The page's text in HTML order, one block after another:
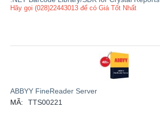
Hãy gọi (028)22443013 để có Giá Tốt Nhất
ABBYY FineReader Server
MÃ:
TTS00221